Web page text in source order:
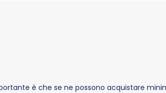
è che se ne possono acquistare